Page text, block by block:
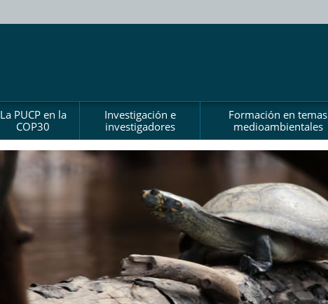
La PUCP en la
COP30
Investigación e
investigadores
Formación en temas
medioambientales